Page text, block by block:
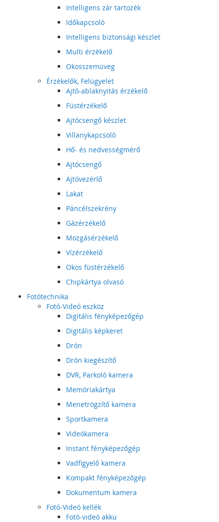
Intelligens zár tartozék
Időkapcsoló
Intelligens biztonsági készlet
Multi érzékelő
Okosszemüveg
Érzékelők, Felügyelet
Ajtó-ablaknyitás érzékelő
Füstérzékelő
Ajtócsengő készlet
Villanykapcsoló
Hő- és nedvességmérő
Ajtócsengő
Ajtóvezérlő
Lakat
Páncélszekrény
Gázérzékelő
Mozgásérzékelő
Vízérzékelő
Okos füstérzékelő
Chipkártya olvasó
Fotótechnika
Fotó-Videó eszköz
Digitális fényképezőgép
Digitális képkeret
Drón
Drón kiegészítő
DVR, Parkoló kamera
Memóriakártya
Menetrögzítő kamera
Sportkamera
Videókamera
Instant fényképezőgép
Vadfigyelő kamera
Kompakt fényképezőgép
Dokumentum kamera
Fotó-Videó kellék
Fotó-videó akku